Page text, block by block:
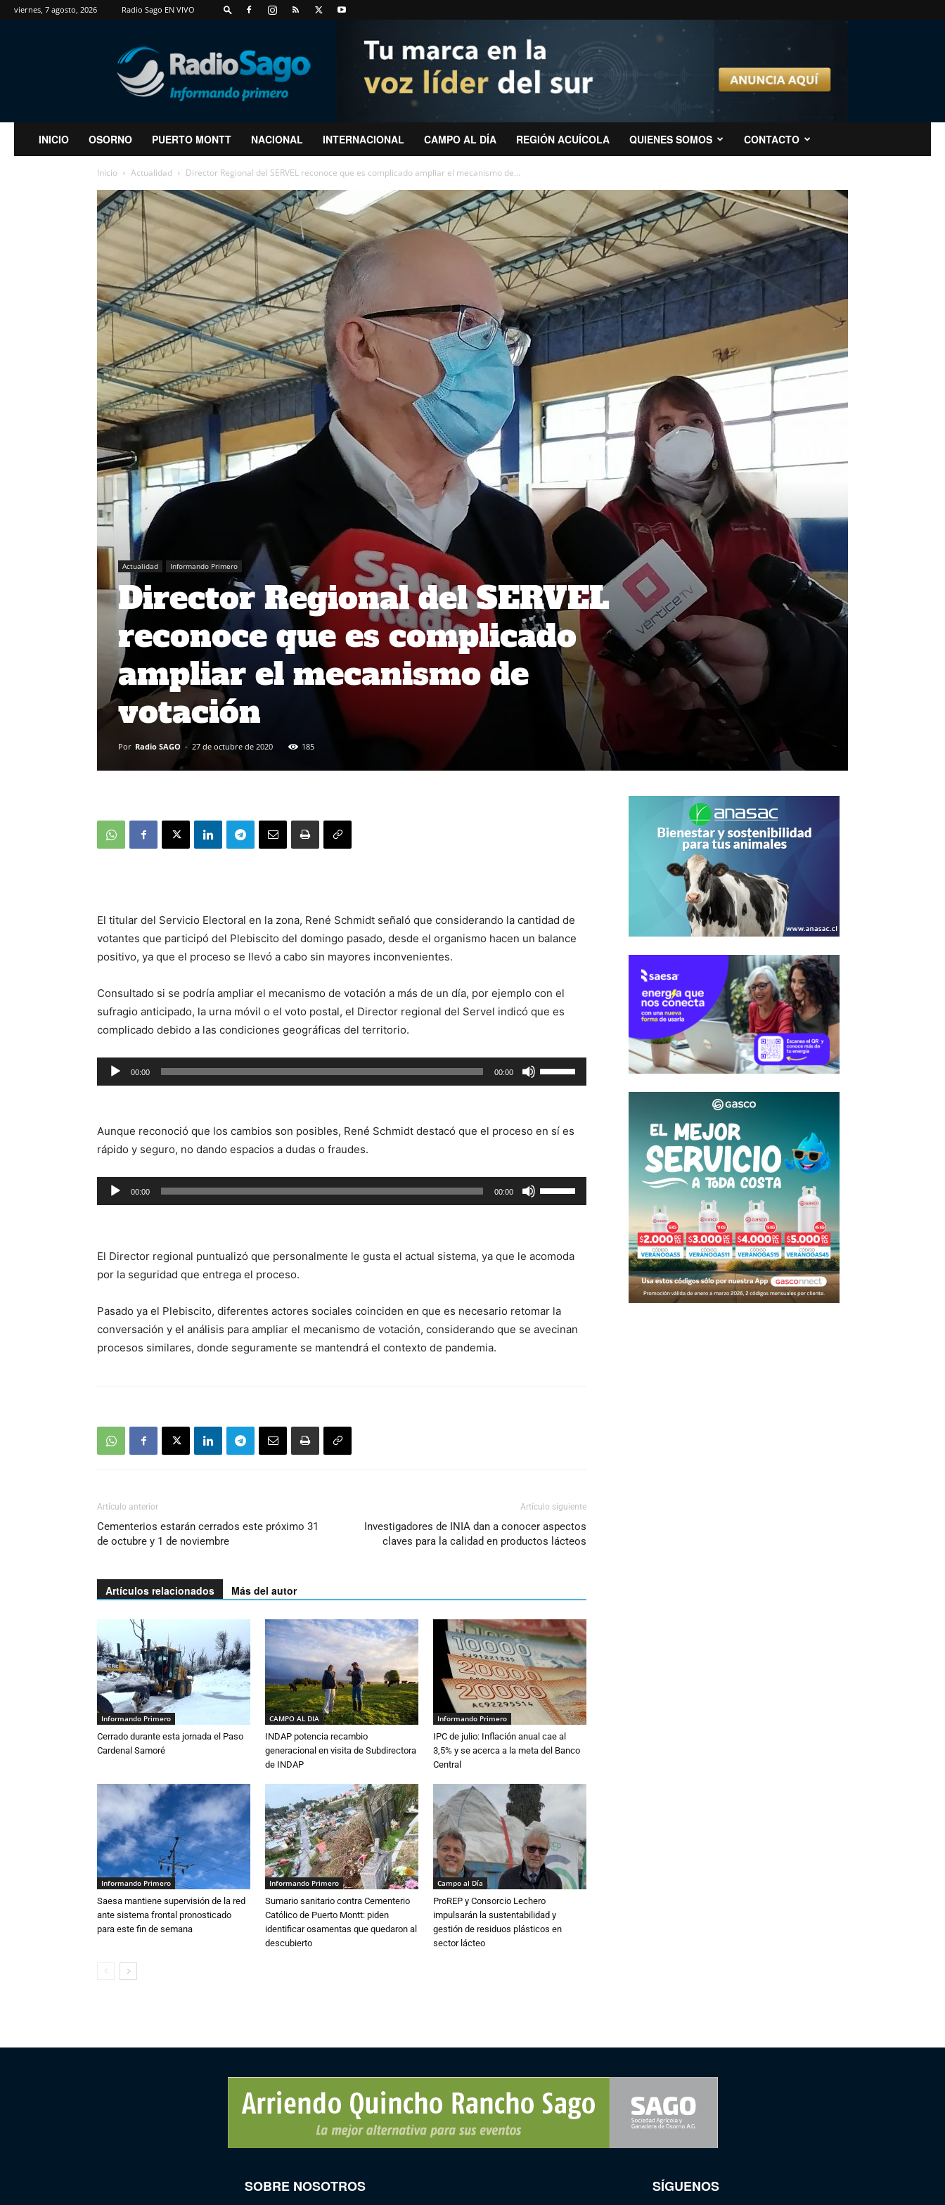
viernes, 7 agosto, 2026 Radio Sago EN VIVO
RadioSago
INICIO OSORNO PUERTO MONTT NACIONAL INTERNACIONAL CAMPO AL DÍA REGIÓN ACUÍCOLA QUIENES SOMOS CONTACTO
Inicio Actualidad Director Regional del SERVEL reconoce que es complicado ampliar el mecanismo de...
Actualidad Informando Primero
Director Regional del SERVEL
reconoce que es complicado
ampliar el mecanismo de
votación
Por Radio SAGO - 27 de octubre de 2020 185
El titular del Servicio Electoral en la zona, René Schmidt señaló que considerando la cantidad de
votantes que participó del Plebiscito del domingo pasado, desde el organismo hacen un balance
positivo, ya que el proceso se llevó a cabo sin mayores inconvenientes.
Consultado si se podría ampliar el mecanismo de votación a más de un día, por ejemplo con el
sufragio anticipado, la urna móvil o el voto postal, el Director regional del Servel indicó que es
complicado debido a las condiciones geográficas del territorio.
Reproductor
de
00:00 00:00
las
flecha
para
aumentar
Aunque reconoció que los cambios son posibles, René Schmidt destacó que el proceso en sí es
rápido y seguro, no dando espacios a dudas o fraudes.
Reproductor
de
00:00 00:00
las
flecha
aumentar
o
El Director regional puntualizó que personalmente le gusta el actual sistema, ya que le acomoda
por la seguridad que entrega el proceso.
Pasado ya el Plebiscito, diferentes actores sociales coinciden en que es necesario retomar la
conversación y el análisis para ampliar el mecanismo de votación, considerando que se avecinan
procesos similares, donde seguramente se mantendrá el contexto de pandemia.
Artículo anterior
Cementerios estarán cerrados este próximo 31
de octubre y 1 de noviembre
Artículo siguiente
Investigadores de INIA dan a conocer aspectos
claves para la calidad en productos lácteos
Artículos relacionados Más del autor
Informando Primero
Cerrado durante esta jornada el Paso
Cardenal Samoré
CAMPO AL DIA
INDAP potencia recambio
generacional en visita de Subdirectora
de INDAP
Informando Primero
IPC de julio: Inflación anual cae al
3,5% y se acerca a la meta del Banco
Central
Informando Primero
Saesa mantiene supervisión de la red
ante sistema frontal pronosticado
para este fin de semana
Informando Primero
Sumario sanitario contra Cementerio
Católico de Puerto Montt: piden
identificar osamentas que quedaron al
descubierto
Campo al Día
ProREP y Consorcio Lechero
impulsarán la sustentabilidad y
gestión de residuos plásticos en
sector lácteo
SOBRE NOSOTROS SÍGUENOS